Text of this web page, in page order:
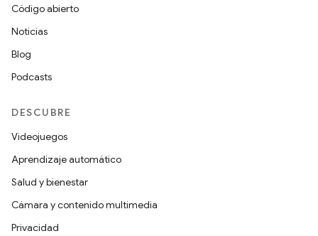
Código abierto
Noticias
Blog
Podcasts
DESCUBRE
Videojuegos
Aprendizaje automático
Salud y bienestar
Cámara y contenido multimedia
Privacidad